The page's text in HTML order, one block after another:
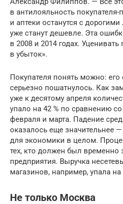
в антилояльность
и аптеки останутся с
уже станут дешевле. Эта
в 2008 и 2014 годах.
в убыток».
Покупателя понять можно:
серьезно пошатнулось. Как
уже к десятому апреля
упало на 42 % по сравнению
февраля и марта. Падение
оказалось еще значительнее
для экономики в целом.
тех, кто должен был временно
предприятия. Выручка
магазинов, например, упала на
Не только Москва